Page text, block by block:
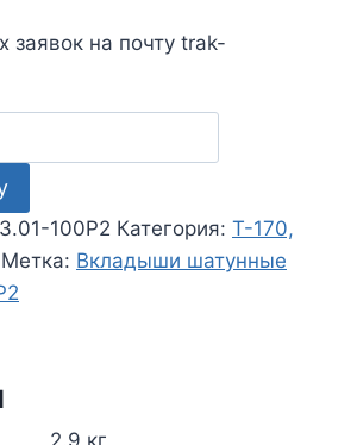
на почту trak-
100Р2 Категория: Т-170,
Метка: Вкладыши шатунные